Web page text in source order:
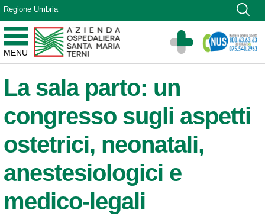
Vai ai contenuti
Vai al menu di navigazione
Vai al footer
Regione Umbria
MENU
Azienda Ospedaliera Santa Maria di Terni
Sito Istituzionale
La sala parto: un
congresso sugli aspetti
ostetrici, neonatali,
anestesiologici e
medico-legali